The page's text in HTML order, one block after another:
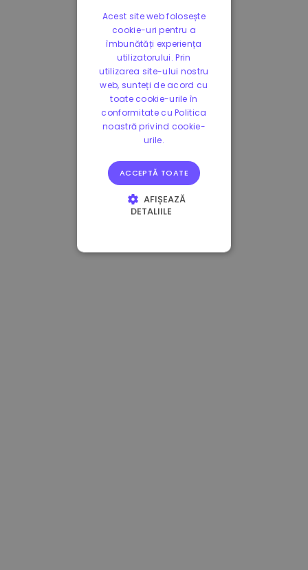
Acest site web folosește
cookie-uri pentru a
îmbunătăți experiența
utilizatorului. Prin
utilizarea site-ului nostru
web, sunteți de acord cu
toate cookie-urile în
conformitate cu Politica
noastră privind cookie-
urile.
ACCEPTĂ TOATE
AFIȘEAZĂ
DETALIILE